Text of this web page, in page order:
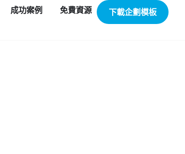
成功案例 免費資源 下載企劃模板